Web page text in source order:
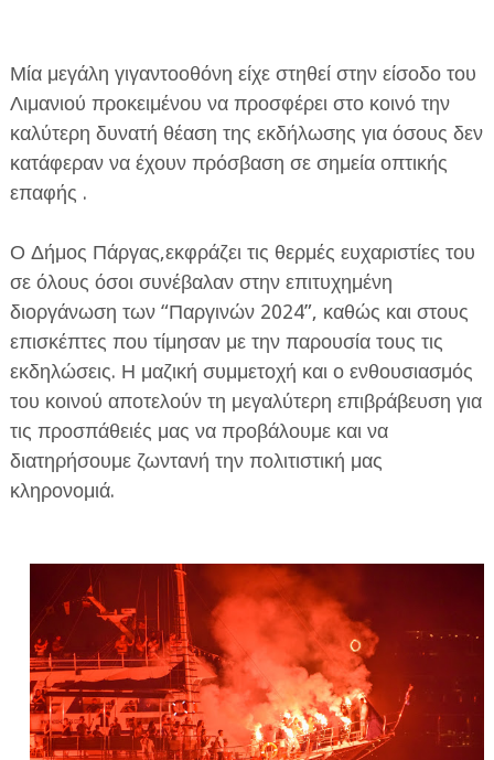
Μία μεγάλη γιγαντοοθόνη είχε στηθεί στην είσοδο του
Λιμανιού προκειμένου να προσφέρει στο κοινό την
καλύτερη δυνατή θέαση της εκδήλωσης για όσους δεν
κατάφεραν να έχουν πρόσβαση σε σημεία οπτικής
επαφής .
Ο Δήμος Πάργας,εκφράζει τις θερμές ευχαριστίες του
σε όλους όσοι συνέβαλαν στην επιτυχημένη
διοργάνωση των “Παργινών 2024”, καθώς και στους
επισκέπτες που τίμησαν με την παρουσία τους τις
εκδηλώσεις. Η μαζική συμμετοχή και ο ενθουσιασμός
του κοινού αποτελούν τη μεγαλύτερη επιβράβευση για
τις προσπάθειές μας να προβάλουμε και να
διατηρήσουμε ζωντανή την πολιτιστική μας
κληρονομιά.